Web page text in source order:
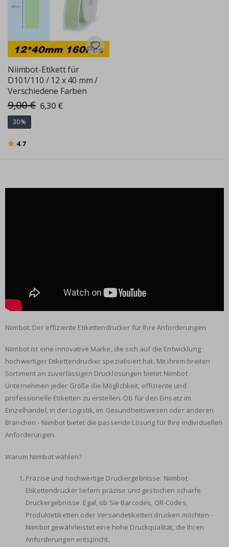
Niimbot-Etikett für
D101/110 / 12 x 40 mm /
Verschiedene Farben
9,00 € Special
Price
6,30 €
30%
Bewertung:
4.7von 5 Sternen
Niimbot: Der effiziente Etikettendrucker für Ihre Anforderungen
Niimbot ist eine innovative Marke, die sich auf die Entwicklung
hochwertiger Etikettendrucker spezialisiert hat. Mit ihrem breiten
Sortiment an zuverlässigen Drucklösungen bietet Niimbot
Unternehmen jeder Größe die Möglichkeit, effiziente und
professionelle Etiketten zu erstellen. Ob für den Einsatz im
Einzelhandel, in der Logistik, im Gesundheitswesen oder anderen
Branchen - Niimbot bietet die passende Lösung für Ihre individuellen
Anforderungen.
Warum Niimbot wählen?
Präzise und hochwertige Druckergebnisse: Niimbot
Etikettendrucker liefern präzise und gestochen scharfe
Druckergebnisse. Egal, ob Sie Barcodes, QR-Codes,
Produktetiketten oder Versandetiketten drucken möchten -
Niimbot gewährleistet eine hohe Druckqualität, die Ihren
Anforderungen entspricht.